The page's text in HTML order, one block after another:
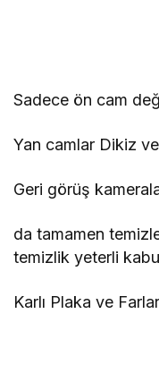
Sadece ön cam
Yan camlar Dikiz
Geri görüş
da tamamen
temizlik yeterli
Karlı Plaka ve